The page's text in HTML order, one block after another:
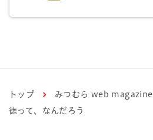
トップ みつむら web magazine
徳って、なんだろう